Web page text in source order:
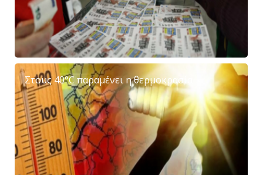
Στους 40°C παραμένει η θερμοκρασία